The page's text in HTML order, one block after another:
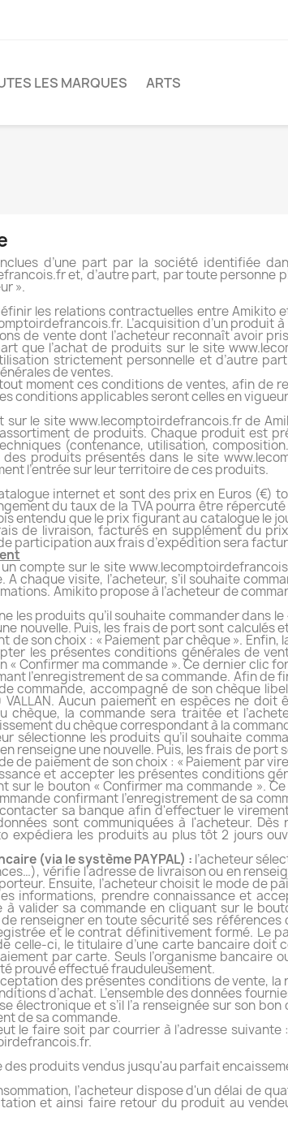
LES MARQUES ARTS
d’une part par la société identifiée
et, d’autre part, par toute personne
».
les relations contractuelles entre Amikito
L’acquisition d’un produit
de vente dont l’acheteur reconnaît avoir
que l’achat de produits sur le site
strictement personnelle et d’autre
de ventes.
moment ces conditions de ventes, afin de
conditions applicables seront celles en
le site www.lecomptoirdefrancois.fr de
de produits. Chaque produit est
(contenance, utilisation,
des produits présentés dans le site
l’entrée sur leur territoire de ces produits.
internet et sont des prix en Euros (€)
du taux de la TVA pourra être
entendu que le prix figurant au catalogue le
de livraison, facturés en supplément du
participation aux frais d’expédition sera
compte sur le site
chaque visite, l’acheteur, s’il souhaite
Amikito propose à l’acheteur de
les produits qu’il souhaite commander dans
nouvelle. Puis, les frais de port sont calculés
de son choix : « Paiement par chèque ».
les présentes conditions générales de
« Confirmer ma commande ». Ce dernier clic
l’enregistrement de sa commande. Afin
commande, accompagné de son chèque
VALLAN. Aucun paiement en espèces ne
la commande sera traitée et
du chèque correspondant à la
sélectionne les produits qu’il souhaite
renseigne une nouvelle. Puis, les frais de port
de paiement de son choix : « Paiement par
et accepter les présentes conditions
sur le bouton « Confirmer ma commande ».
confirmant l’enregistrement de sa
sa banque afin d'effectuer le
sont communiquées à l'acheteur.
expédiera les produits au plus tôt 2 jours
(via le système PAYPAL) : l’acheteur
vérifie l’adresse de livraison ou en
Ensuite, l’acheteur choisit le mode de
informations, prendre connaissance et
valider sa commande en cliquant sur le
renseigner en toute sécurité ses
et le contrat définitivement formé. Le
celle-ci, le titulaire d’une carte bancaire doit
par carte. Seuls l’organisme bancaire
prouvé effectué frauduleusement.
des présentes conditions de vente,
d’achat. L’ensemble des données
électronique et s’il l’a renseignée sur son
de sa commande.
le faire soit par courrier à l’adresse suivante
produits vendus jusqu'au parfait
l’acheteur dispose d'un délai de
et ainsi faire retour du produit au